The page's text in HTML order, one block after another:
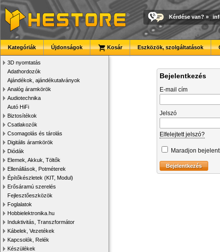
Kérdése van? »
Kategóriák Újdonságok Kosár Eszközök, szolgáltatások
3D nyomtatás
Adathordozók
Ajándékok, ajándékutalványok
Analóg áramkörök
Audiotechnika
Autó HiFi
Biztosítékok
Csatlakozók
Csomagolás és tárolás
Digitális áramkörök
Diódák
Elemek, Akkuk, Töltők
Ellenállások, Potméterek
Építőkészletek (KIT, Modul)
Erősáramú szerelés
Fejlesztőeszközök
Foglalatok
Hobbielektronika.hu
Induktivitás, Transzformátor
Kábelek, Vezetékek
Kapcsolók, Relék
Készülékek
Bejelentkezés
E-mail cím
Jelszó
Elfelejtett jelszó?
Maradjon